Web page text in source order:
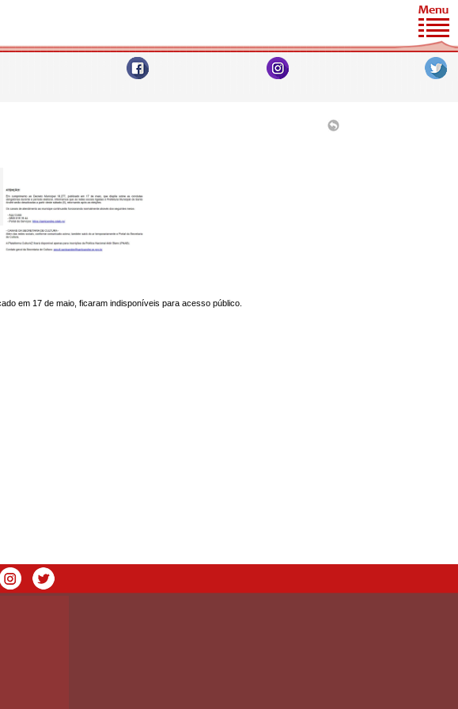
em 17 de maio, ficaram indisponíveis para acesso público.